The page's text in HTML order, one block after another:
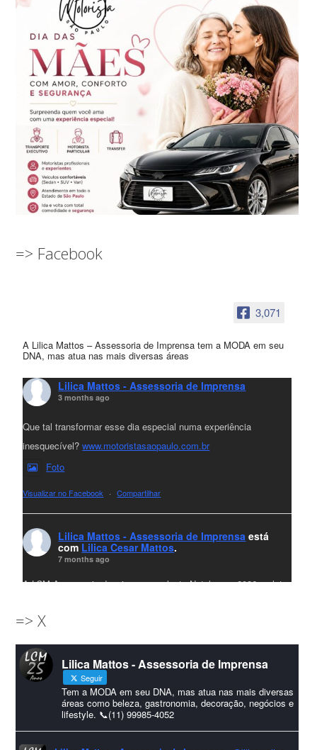
=> Facebook
3,071
A Lilica Mattos – Assessoria de Imprensa tem a MODA em seu
DNA, mas atua nas mais diversas áreas
Lilica Mattos - Assessoria de Imprensa
3 months ago
Que tal transformar esse dia especial numa experiência
inesquecível?www.motoristasaopaulo.com.br
Foto
Visualizar no Facebook · Compartilhar
Lilica Mattos - Assessoria de Imprensa está
com Lilica Cesar Mattos.
7 months ago
A LCM Assessoria deseja um excelente Natal e um 2026 repleto
amigos que sempre nos acompanham!🎄✨🥂❤️
#lcmassessoriassessoria#natal #merrychristmas #felizanonovo
#HappyNewYear
Foto
Visualizar no Facebook · Compartilhar
=> X
Lilica Mattos - Assessoria de Imprensa
Seguir
Tem a MODA em seu DNA, mas atua nas mais diversas
áreas como beleza, gastronomia, decoração, negócios e
lifestyle. 📞(11) 99985-4052